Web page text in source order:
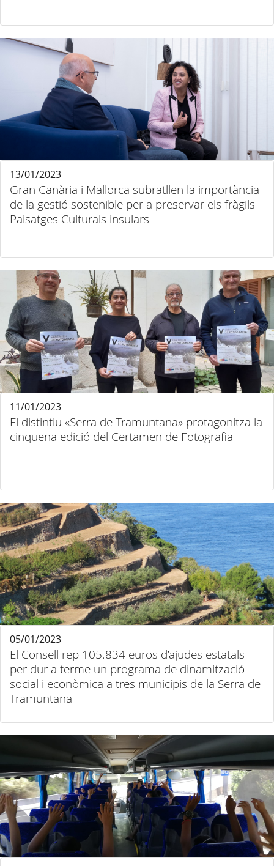
Gran Canària i Mallorca subratllen la importància
de la gestió sostenible per a preservar els fràgils
Paisatges Culturals insulars
13/01/2023
El distintiu «Serra de Tramuntana» protagonitza la
cinquena edició del Certamen de Fotografia
11/01/2023
El Consell rep 105.834 euros d’ajudes estatals
per dur a terme un programa de dinamització
social i econòmica a tres municipis de la Serra de
Tramuntana
05/01/2023